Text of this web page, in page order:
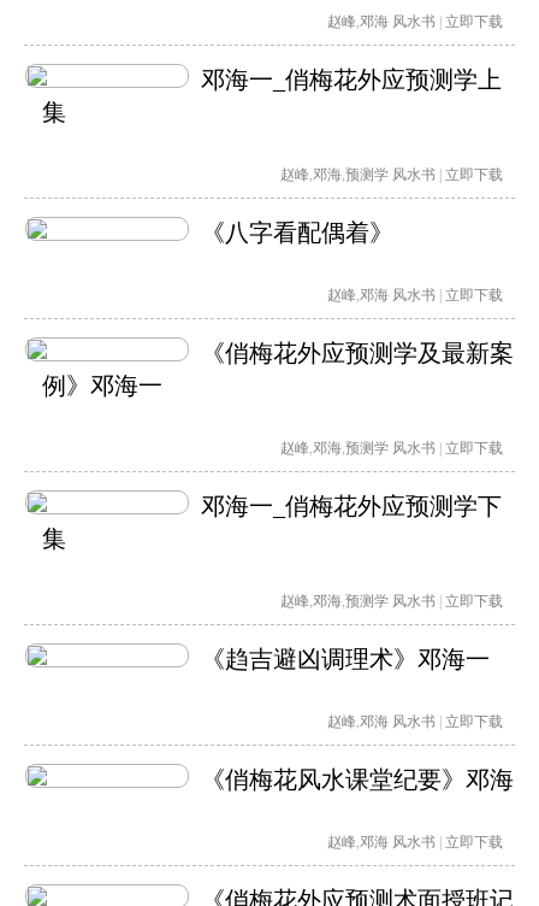
赵峰,邓海 风水书 立即下载
邓海一_俏梅花外应预测学上
集
赵峰,邓海,预测学 风水书 立即下载
《八字看配偶着》
赵峰,邓海 风水书 立即下载
《俏梅花外应预测学及最新案
例》邓海一
赵峰,邓海,预测学 风水书 立即下载
邓海一_俏梅花外应预测学下
集
赵峰,邓海,预测学 风水书 立即下载
《趋吉避凶调理术》邓海一
赵峰,邓海 风水书 立即下载
《俏梅花风水课堂纪要》邓海
赵峰,邓海 风水书 立即下载
《俏梅花外应预测术面授班记